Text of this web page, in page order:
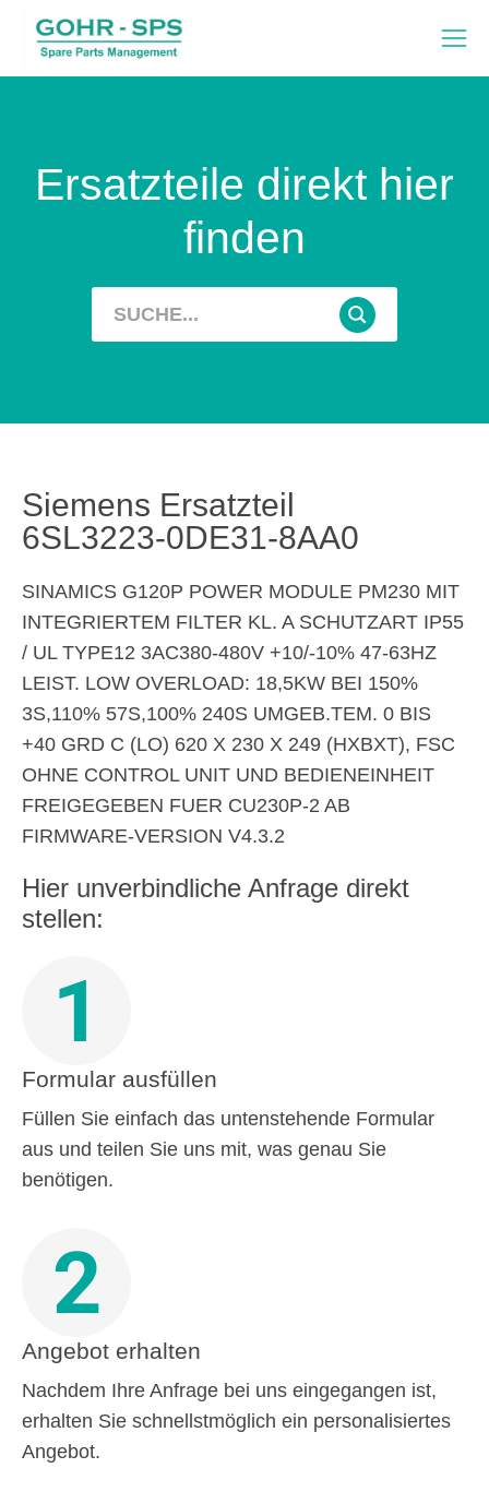
Ersatzteile direkt hier
finden
Siemens Ersatzteil
6SL3223-0DE31-8AA0
SINAMICS G120P POWER MODULE PM230 MIT
INTEGRIERTEM FILTER KL. A SCHUTZART IP55
/ UL TYPE12 3AC380-480V +10/-10% 47-63HZ
LEIST. LOW OVERLOAD: 18,5KW BEI 150%
3S,110% 57S,100% 240S UMGEB.TEM. 0 BIS
+40 GRD C (LO) 620 X 230 X 249 (HXBXT), FSC
OHNE CONTROL UNIT UND BEDIENEINHEIT
FREIGEGEBEN FUER CU230P-2 AB
FIRMWARE-VERSION V4.3.2
Hier unverbindliche Anfrage direkt
stellen:
1
Formular ausfüllen
Füllen Sie einfach das untenstehende Formular
aus und teilen Sie uns mit, was genau Sie
benötigen.
2
Angebot erhalten
Nachdem Ihre Anfrage bei uns eingegangen ist,
erhalten Sie schnellstmöglich ein personalisiertes
Angebot.